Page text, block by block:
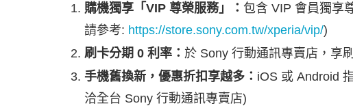
購機獨享「VIP 尊榮服務」： 包含 VIP 會員獨享
請參考: https://store.sony.com.tw/xperia/vip/)
刷卡分期 0 利率： 於 Sony 行動通訊專賣店，享
手機舊換新，優惠折扣享越多： iOS 或 Android
洽全台 Sony 行動通訊專賣店)